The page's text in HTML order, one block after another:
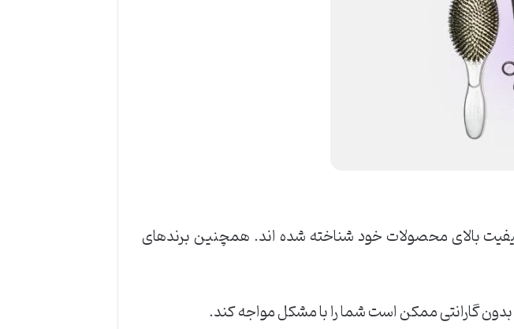
بالای محصولات خود شناخته شده اند. همچنین برندهای
گارانتی ممکن است شما را با مشکل مواجه کند.